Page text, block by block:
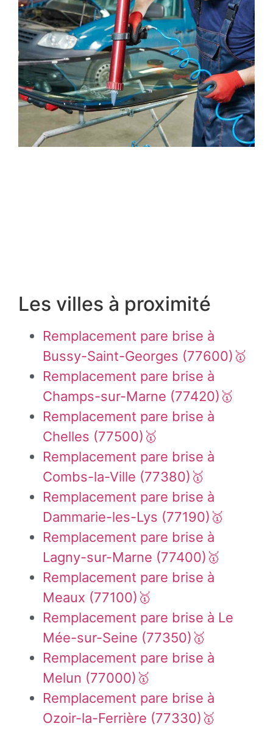
Les villes à proximité
Remplacement pare brise à
Bussy-Saint-Georges (77600)🥇
Remplacement pare brise à
Champs-sur-Marne (77420)🥇
Remplacement pare brise à
Chelles (77500)🥇
Remplacement pare brise à
Combs-la-Ville (77380)🥇
Remplacement pare brise à
Dammarie-les-Lys (77190)🥇
Remplacement pare brise à
Lagny-sur-Marne (77400)🥇
Remplacement pare brise à
Meaux (77100)🥇
Remplacement pare brise à Le
Mée-sur-Seine (77350)🥇
Remplacement pare brise à
Melun (77000)🥇
Remplacement pare brise à
Ozoir-la-Ferrière (77330)🥇